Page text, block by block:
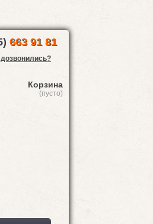
663 91 81
Корзина
(пусто)